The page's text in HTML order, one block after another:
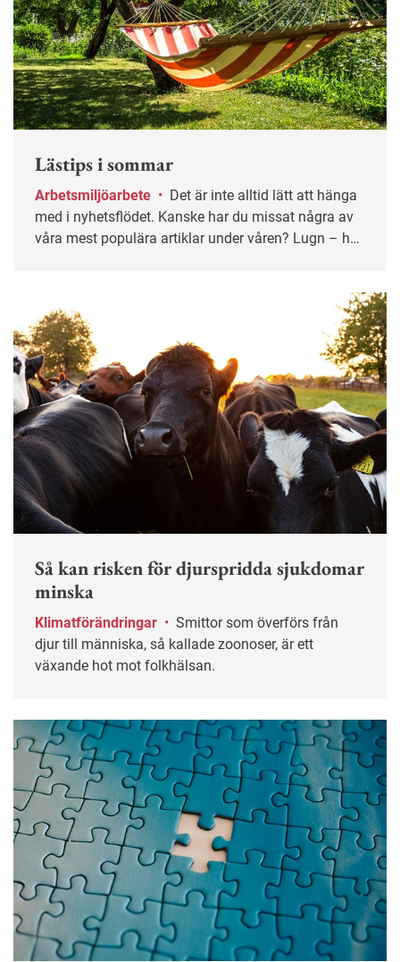
Lästips i sommar
Arbetsmiljöarbete •
med i nyhetsflödet. Kanske har du missat några av
våra mest populära artiklar under våren? Lugn – här
Så kan risken för djurspridda sjukdomar
minska
Klimatförändringar •
djur till människa, så kallade zoonoser, är ett
växande hot mot folkhälsan.